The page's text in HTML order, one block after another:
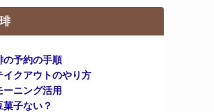
の予約の手順
イクアウトのやり方
ーニング活用
菓子ない？